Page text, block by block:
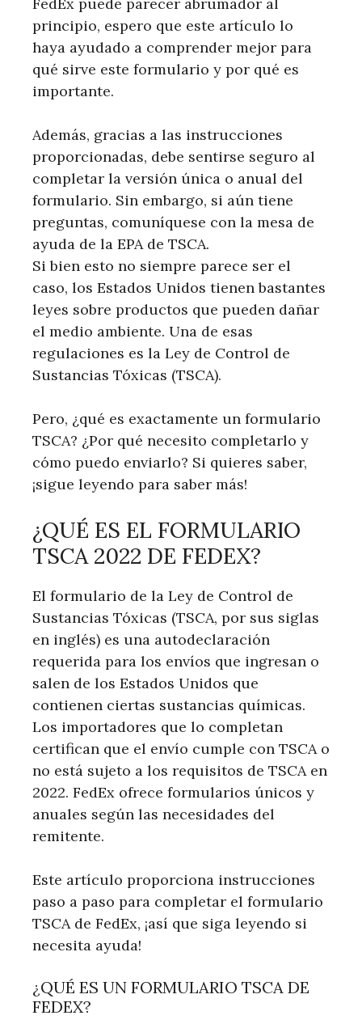
FedEx puede parecer abrumador al
principio, espero que este artículo lo
haya ayudado a comprender mejor para
qué sirve este formulario y por qué es
importante.
Además, gracias a las instrucciones
proporcionadas, debe sentirse seguro al
completar la versión única o anual del
formulario. Sin embargo, si aún tiene
preguntas, comuníquese con la mesa de
ayuda de la EPA de TSCA.
Si bien esto no siempre parece ser el
caso, los Estados Unidos tienen bastantes
leyes sobre productos que pueden dañar
el medio ambiente. Una de esas
regulaciones es la Ley de Control de
Sustancias Tóxicas (TSCA).
Pero, ¿qué es exactamente un formulario
TSCA? ¿Por qué necesito completarlo y
cómo puedo enviarlo? Si quieres saber,
¡sigue leyendo para saber más!
¿QUÉ ES EL FORMULARIO
TSCA 2022 DE FEDEX?
El formulario de la Ley de Control de
Sustancias Tóxicas (TSCA, por sus siglas
en inglés) es una autodeclaración
requerida para los envíos que ingresan o
salen de los Estados Unidos que
contienen ciertas sustancias químicas.
Los importadores que lo completan
certifican que el envío cumple con TSCA o
no está sujeto a los requisitos de TSCA en
2022. FedEx ofrece formularios únicos y
anuales según las necesidades del
remitente.
Este artículo proporciona instrucciones
paso a paso para completar el formulario
TSCA de FedEx, ¡así que siga leyendo si
necesita ayuda!
¿QUÉ ES UN FORMULARIO TSCA DE
FEDEX?